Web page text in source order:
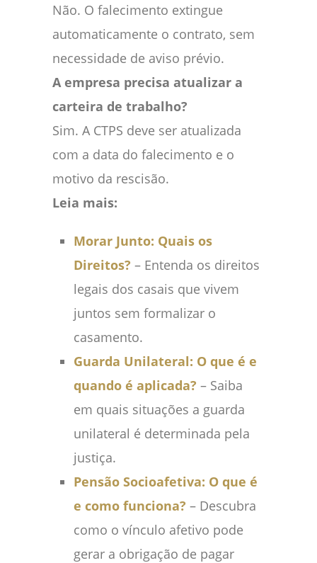
Não. O falecimento extingue
automaticamente o contrato, sem
necessidade de aviso prévio.
A empresa precisa atualizar a
carteira de trabalho?
Sim. A CTPS deve ser atualizada
com a data do falecimento e o
motivo da rescisão.
Leia mais:
Morar Junto: Quais os
Direitos? – Entenda os direitos
legais dos casais que vivem
juntos sem formalizar o
casamento.
Guarda Unilateral: O que é e
quando é aplicada? – Saiba
em quais situações a guarda
unilateral é determinada pela
justiça.
Pensão Socioafetiva: O que é
e como funciona? – Descubra
como o vínculo afetivo pode
gerar a obrigação de pagar